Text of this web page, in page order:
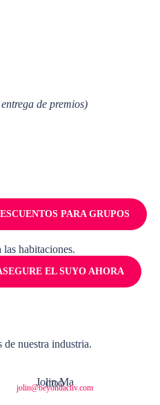
de premios)
PARA GRUPOS
habitaciones.
EL SUYO AHORA
nuestra industria.
Jolin Ma
COO
jolin@beyondactiv.com